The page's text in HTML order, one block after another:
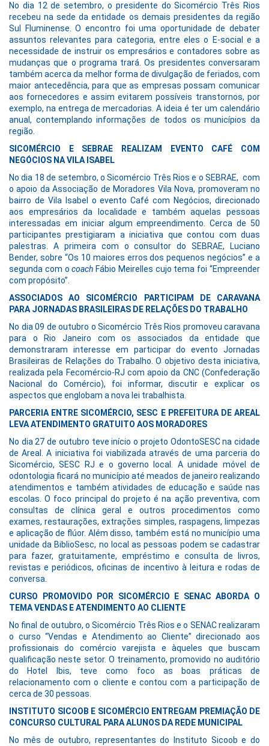
No dia 12 de setembro, o presidente do Sicomércio Três Rios
recebeu na sede da entidade os demais presidentes da região
Sul Fluminense. O encontro foi uma oportunidade de debater
assuntos relevantes para categoria, entre eles o E-social e a
necessidade de instruir os empresários e contadores sobre as
mudanças que o programa trará. Os presidentes conversaram
também acerca da melhor forma de divulgação de feriados, com
maior antecedência, para que as empresas possam comunicar
aos fornecedores e assim evitarem possíveis transtornos, por
exemplo, na entrega de mercadorias. A ideia é ter um calendário
anual, contemplando informações de todos os municípios da
região.
SICOMÉRCIO E SEBRAE REALIZAM EVENTO CAFÉ COM
NEGÓCIOS NA VILA ISABEL
No dia 18 de setembro, o Sicomércio Três Rios e o SEBRAE, com
o apoio da Associação de Moradores Vila Nova, promoveram no
bairro de Vila Isabel o evento Café com Negócios, direcionado
aos empresários da localidade e também aquelas pessoas
interessadas em iniciar algum empreendimento. Cerca de 50
participantes prestigiaram a iniciativa que contou com duas
palestras. A primeira com o consultor do SEBRAE, Luciano
Bender, sobre “Os 10 maiores erros dos pequenos negócios” e a
segunda com ocoach Fábio Meirelles cujo tema foi “Empreender
com propósito”.
ASSOCIADOS AO SICOMÉRCIO PARTICIPAM DE CARAVANA
PARA JORNADAS BRASILEIRAS DE RELAÇÕES DO TRABALHO
No dia 09 de outubro o Sicomércio Três Rios promoveu caravana
para o Rio Janeiro com os associados da entidade que
demonstraram interesse em participar do evento Jornadas
Brasileiras de Relações do Trabalho. O objetivo desta iniciativa,
realizada pela Fecomércio-RJ com apoio da CNC (Confederação
Nacional do Comércio), foi informar, discutir e explicar os
aspectos que englobam a nova lei trabalhista.
PARCERIA ENTRE SICOMÉRCIO, SESC E PREFEITURA DE AREAL
LEVA ATENDIMENTO GRATUITO AOS MORADORES
No dia 27 de outubro teve início o projeto OdontoSESC na cidade
de Areal. A iniciativa foi viabilizada através de uma parceria do
Sicomércio, SESC RJ e o governo local. A unidade móvel de
odontologia ficará no município até meados de janeiro realizando
atendimentos e também atividades de educação e saúde nas
escolas. O foco principal do projeto é na ação preventiva, com
consultas de clínica geral e outros procedimentos como
exames, restaurações, extrações simples, raspagens, limpezas
e aplicação de flúor. Além disso, também está no município uma
unidade da BiblioSesc, no local as pessoas podem se cadastrar
para fazer, gratuitamente, empréstimo e consulta de livros,
revistas e periódicos, oficinas de incentivo à leitura e rodas de
conversa.
CURSO PROMOVIDO POR SICOMÉRCIO E SENAC ABORDA O
TEMA VENDAS E ATENDIMENTO AO CLIENTE
No final de outubro, o Sicomércio Três Rios e o SENAC realizaram
o curso “Vendas e Atendimento ao Cliente” direcionado aos
profissionais do comércio varejista e àqueles que buscam
qualificação neste setor. O treinamento, promovido no auditório
do Hotel Ibis, teve como foco as boas práticas de
relacionamento com o cliente e contou com a participação de
cerca de 30 pessoas.
INSTITUTO SICOOB E SICOMÉRCIO ENTREGAM PREMIAÇÃO DE
CONCURSO CULTURAL PARA ALUNOS DA REDE MUNICIPAL
No mês de outubro, representantes do Instituto Sicoob e do